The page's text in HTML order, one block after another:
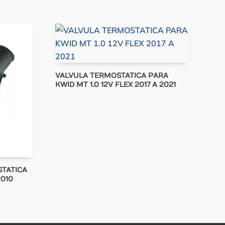
VALVULA TERMOSTATICA PARA
KWID MT 1.0 12V FLEX 2017 A 2021